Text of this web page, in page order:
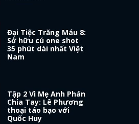
Đại Tiệc Trăng Máu 8:
Sở hữu cú one shot
35 phút dài nhất Việt
Nam
Tập 2 Vì Mẹ Anh Phán
Chia Tay: Lê Phương
thoại táo bạo với
Quốc Huy